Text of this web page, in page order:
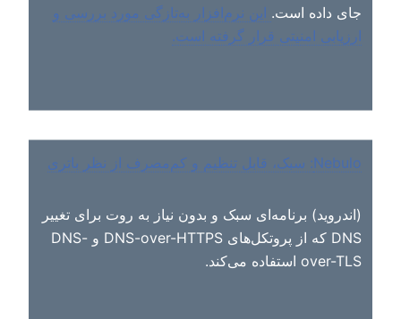
جای داده است. این نرم‌افزار به‌تازگی مورد بررسی و
ارزیابی امنیتی قرار گرفته است.
Nebulo: سبک، قابل تنظیم و کم‌مصرف از نظر باتری
(اندروید) برنامه‌ای سبک و بدون نیاز به روت برای تغییر
DNS که از پروتکل‌های DNS-over-HTTPS و DNS-
over-TLS استفاده می‌کند.